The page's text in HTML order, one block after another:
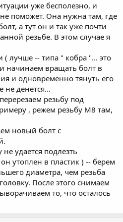
уже бесполезно, и
поможет. Она нужна там, где
а тут он и так уже почти
резьбе. В этом случае я
лучше -- типа " кобра "... это
начинаем вращать болт в
и одновременно тянуть его
не денется...
резьбу под
, режем резьбу М8 там,
новый болт с
удается подлезть
утоплен в пластик ) -- берем
диаметра, чем резьба
После этого снимаем
то, что осталось